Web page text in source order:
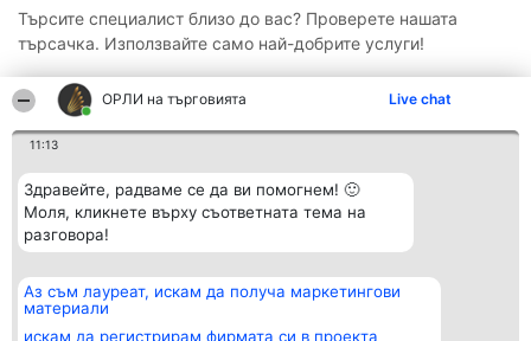
ОРЛИ на търговията Live chat
11:13
Здравейте, радваме се да ви помогнем! 🙂
Моля, кликнете върху съответната тема на
разговора!
Аз съм лауреат, искам да получа маркетингови
материали
искам да регистрирам фирмата си в проекта
Търсите специалист близо до вас? Проверете нашата
търсачка. Използвайте само най-добрите услуги!
Организатор на
класиране
Класация Контакти